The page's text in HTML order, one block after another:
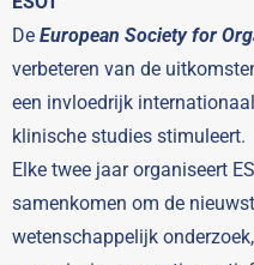
De European Society for
verbeteren van de
een invloedrijk
klinische studies stimuleert.
Elke twee jaar organiseert
samenkomen om de
wetenschappelijk